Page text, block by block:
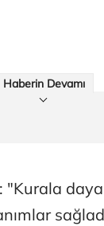
Haberin Devamı
"Kurala